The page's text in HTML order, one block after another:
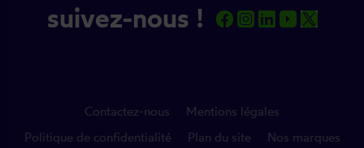
suivez-nous !
Contactez-nous
Mentions légales
Politique de confidentialité
Plan du site Nos marques